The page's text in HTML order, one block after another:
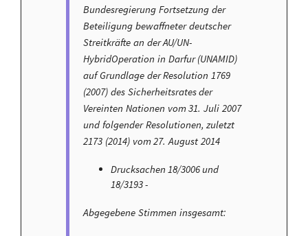
Bundesregierung Fortsetzung der
Beteiligung bewaffneter deutscher
Streitkräfte an der AU/UN-
HybridOperation in Darfur (UNAMID)
auf Grundlage der Resolution 1769
(2007) des Sicherheitsrates der
Vereinten Nationen vom 31. Juli 2007
und folgender Resolutionen, zuletzt
2173 (2014) vom 27. August 2014
Drucksachen 18/3006 und
18/3193 -
Abgegebene Stimmen insgesamt: